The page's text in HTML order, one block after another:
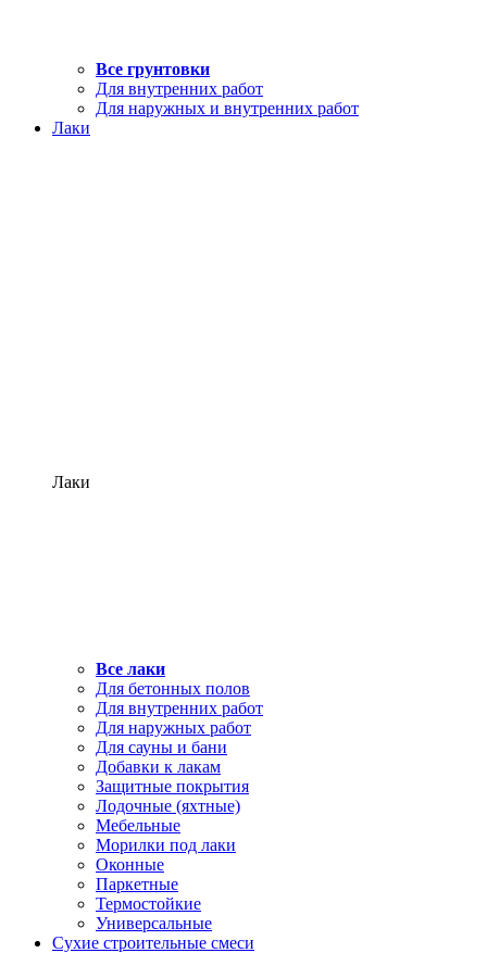
Все грунтовки
Для внутренних работ
Для наружных и внутренних работ
Лаки
Лаки
Все лаки
Для бетонных полов
Для внутренних работ
Для наружных работ
Для сауны и бани
Добавки к лакам
Защитные покрытия
Лодочные (яхтные)
Мебельные
Морилки под лаки
Оконные
Паркетные
Термостойкие
Универсальные
Сухие строительные смеси